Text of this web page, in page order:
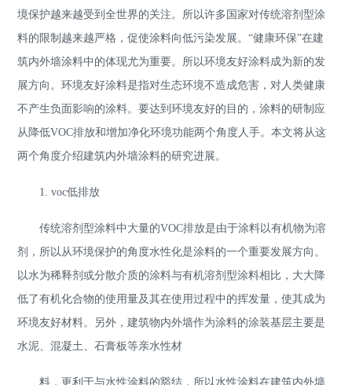
境保护越来越受到全世界的关注。所以许多国家对传统溶剂型涂
料的限制越来越严格，促使涂料向低污染发展。“健康环保”在建
筑内外墙涂料中的体现尤为重要。所以环境友好涂料成为新的发
展方向。环境友好涂料是指对生态环境不造成危害，对人类健康
不产生负面影响的涂料。要达到环境友好的目的，涂料的研制应
从降低VOC排放和增加净化环境功能两个角度人手。本文将从这
两个角度介绍建筑内外墙涂料的研究进展。
1. voc低排放
传统溶剂型涂料中大量的VOC排放是由于涂料以有机物为溶
剂，所以从环境保护的角度水性化是涂料的一个重要发展方向。
以水为稀释剂或分散介质的涂料与有机溶剂型涂料相比，大大降
低了有机化合物的使用量及其在使用过程中的挥发量，使其成为
环境友好材料。另外，建筑物内外墙作为涂料的涂装基层主要是
水泥、混凝土、石膏板等亲水性材
料，更利于与水性涂料的豁结，所以水性涂料在建筑内外墙